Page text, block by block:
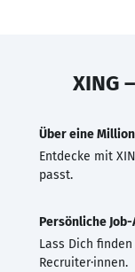
XING
Über eine Million
Entdecke mit
passt.
Persönliche
Lass Dich
Recruiter·innen.